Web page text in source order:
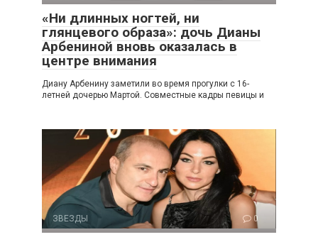
«Ни длинных ногтей, ни
глянцевого образа»: дочь Дианы
Арбениной вновь оказалась в
центре внимания
Диану Арбенину заметили во время прогулки с 16-
летней дочерью Мартой. Совместные кадры певицы и
ЗВЕЗДЫ 0